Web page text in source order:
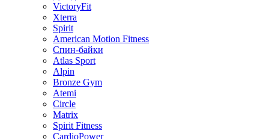
VictoryFit
Xterra
Spirit
American Motion Fitness
Спин-байки
Atlas Sport
Alpin
Bronze Gym
Atemi
Circle
Matrix
Spirit Fitness
CardioPower